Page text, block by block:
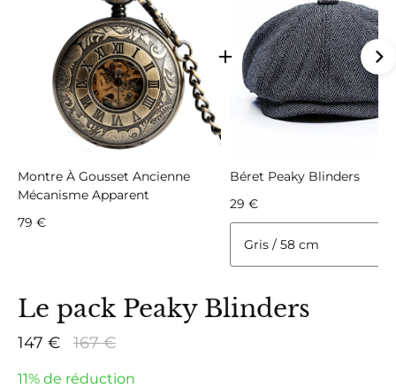
Montre À Gousset Ancienne
Mécanisme Apparent
79 €
Béret Peaky Blinders
29 €
Le pack Peaky Blinders
147 € 167 €
11% de réduction